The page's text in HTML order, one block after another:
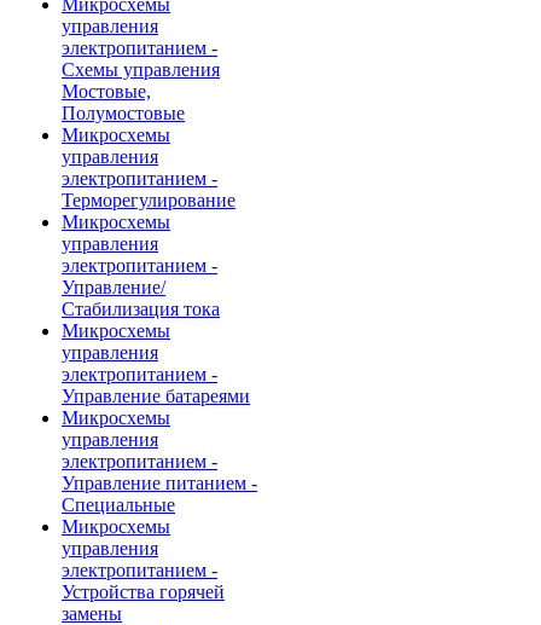
Микросхемы
управления
электропитанием -
Схемы управления
Мостовые,
Полумостовые
Микросхемы
управления
электропитанием -
Терморегулирование
Микросхемы
управления
электропитанием -
Управление/
Стабилизация тока
Микросхемы
управления
электропитанием -
Управление батареями
Микросхемы
управления
электропитанием -
Управление питанием -
Специальные
Микросхемы
управления
электропитанием -
Устройства горячей
замены